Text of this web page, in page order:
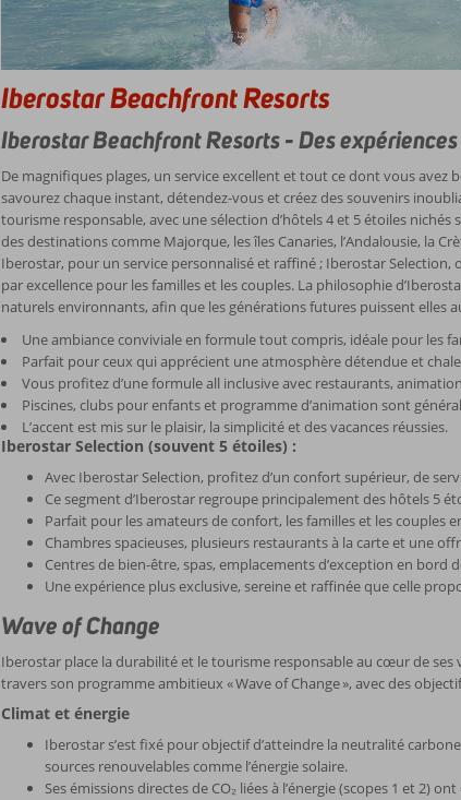
Iberostar Beachfront Resorts
Iberostar Beachfront Resorts - Des
De magnifiques plages, un service excellent et tout ce dont vous avez
savourez chaque instant, détendez-vous et créez des souvenirs
tourisme responsable, avec une sélection d’hôtels 4 et 5 étoiles
des destinations comme Majorque, les îles Canaries, l’Andalousie, la
Iberostar, pour un service personnalisé et raffiné ; Iberostar
par excellence pour les familles et les couples. La philosophie
naturels environnants, afin que les générations futures puissent elles
Une ambiance conviviale en formule tout compris, idéale pour les
Parfait pour ceux qui apprécient une atmosphère détendue et
Vous profitez d’une formule all inclusive avec restaurants,
Piscines, clubs pour enfants et programme d’animation sont
L’accent est mis sur le plaisir, la simplicité et des vacances réussies.
Iberostar Selection (souvent 5 étoiles) :
Avec Iberostar Selection, profitez d’un confort supérieur, de
Ce segment d’Iberostar regroupe principalement des hôtels 5
Parfait pour les amateurs de confort, les familles et les couples
Chambres spacieuses, plusieurs restaurants à la carte et une
Centres de bien-être, spas, emplacements d’exception en
Une expérience plus exclusive, sereine et raffinée que celle
Wave of Change
Iberostar place la durabilité et le tourisme responsable au cœur de
travers son programme ambitieux « Wave of Change », avec des
Climat et énergie
Iberostar s’est fixé pour objectif d’atteindre la neutralité
sources renouvelables comme l’énergie solaire.
Ses émissions directes de CO₂ liées à l’énergie (scopes 1 et 2)